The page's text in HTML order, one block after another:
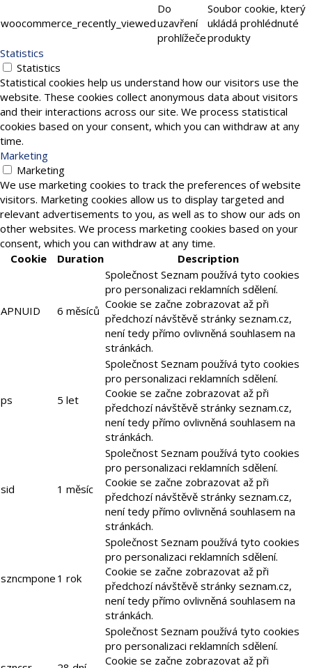
woocommerce_recently_viewed
Do
uzavření
prohlížeče
Soubor cookie, který
ukládá prohlédnuté
produkty
Statistics
Statistics
Statistical cookies help us understand how our visitors use the
website. These cookies collect anonymous data about visitors
and their interactions across our site. We process statistical
cookies based on your consent, which you can withdraw at any
time.
Marketing
Marketing
We use marketing cookies to track the preferences of website
visitors. Marketing cookies allow us to display targeted and
relevant advertisements to you, as well as to show our ads on
other websites. We process marketing cookies based on your
consent, which you can withdraw at any time.
Cookie
Duration Description
APNUID 6 měsíců
Společnost Seznam používá tyto cookies
pro personalizaci reklamních sdělení.
Cookie se začne zobrazovat až při
předchozí návštěvě stránky seznam.cz,
není tedy přímo ovlivněná souhlasem na
stránkách.
ps 5 let
Společnost Seznam používá tyto cookies
pro personalizaci reklamních sdělení.
Cookie se začne zobrazovat až při
předchozí návštěvě stránky seznam.cz,
není tedy přímo ovlivněná souhlasem na
stránkách.
sid 1 měsíc
Společnost Seznam používá tyto cookies
pro personalizaci reklamních sdělení.
Cookie se začne zobrazovat až při
předchozí návštěvě stránky seznam.cz,
není tedy přímo ovlivněná souhlasem na
stránkách.
szncmpone 1 rok
Společnost Seznam používá tyto cookies
pro personalizaci reklamních sdělení.
Cookie se začne zobrazovat až při
předchozí návštěvě stránky seznam.cz,
není tedy přímo ovlivněná souhlasem na
stránkách.
Společnost Seznam používá tyto cookies
pro personalizaci reklamních sdělení.
Cookie se začne zobrazovat až při